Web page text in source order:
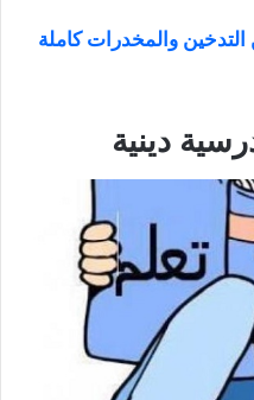
والمخدرات كاملة
دينية